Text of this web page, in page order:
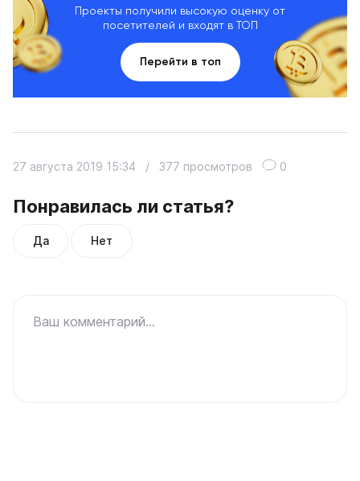
Проекты получили высокую оценку от
посетителей и входят в ТОП
Перейти в топ
Понравилась ли статья?
Да Нет
27 августа 2019 15:34 / 377 просмотров 0
Ваш комментарий...